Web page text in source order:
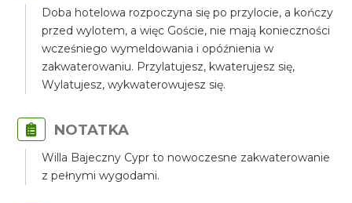
Doba hotelowa rozpoczyna się po przylocie, a kończy
przed wylotem, a więc Goście, nie mają konieczności
wcześniego wymeldowania i opóźnienia w
zakwaterowaniu. Przylatujesz, kwaterujesz się,
Wylatujesz, wykwaterowujesz się.
NOTATKA
Willa Bajeczny Cypr to nowoczesne zakwaterowanie
z pełnymi wygodami.